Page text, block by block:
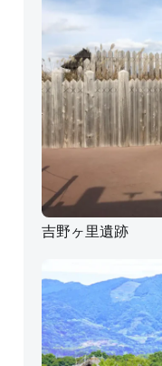
吉野ヶ里遺跡